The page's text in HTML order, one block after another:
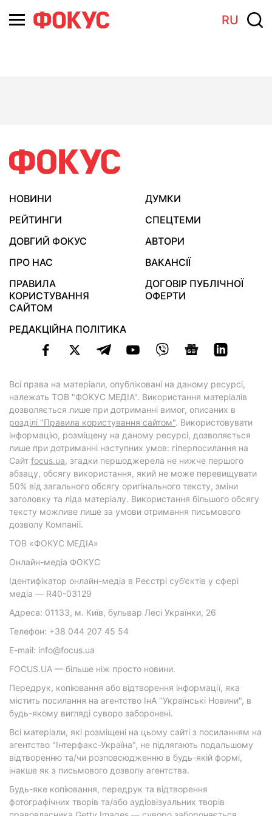
RU
НОВИНИ
ДУМКИ
РЕЙТИНГИ
СПЕЦТЕМИ
ДОВГИЙ ФОКУС
АВТОРИ
ПРО НАС
ВАКАНСІЇ
ПРАВИЛА
КОРИСТУВАННЯ
САЙТОМ
ДОГОВІР ПУБЛІЧНОЇ
ОФЕРТИ
РЕДАКЦІЙНА ПОЛІТИКА
Всі права на матеріали, опубліковані на даному ресурсі,
належать ТОВ "ФОКУС МЕДІА". Використання матеріалів
дозволяється лише при дотриманні вимог, описаних в
розділі "Правила користування сайтом". Використовувати
інформацію, розміщену на даному ресурсі, дозволяється
лише при дотриманні наступних умов: гіперпосилання на
Cайт focus.ua, згадки першоджерела не нижче першого
абзацу, обсягу використання, який не може перевищувати
50% від загального обсягу оригінального тексту, зміни
заголовку та ліда матеріалу. Використання більшого обсягу
тексту можливе лише за умови отримання письмового
дозволу Компанії.
ТОВ «ФОКУС МЕДІА»
Онлайн-медіа ФОКУС
Ідентифікатор онлайн-медіа в Реєстрі суб’єктів у сфері
медіа — R40-03129
Адреса: 01133, м. Київ, бульвар Лесі Українки, 26
Телефон: +38 044 207 45 54
E-mail: info@focus.ua
FOCUS.UA — більше ніж просто новини.
Передрук, копіювання або відтворення інформації, яка
містить посилання на агентство ІнА "Українські Новини", в
будь-якому вигляді суворо заборонені.
Всі матеріали, які розміщені на цьому сайті з посиланням на
агентство "Інтерфакс-Україна", не підлягають подальшому
відтворенню та/чи розповсюдженню в будь-якій формі,
інакше як з письмового дозволу агентства.
Будь-яке копіювання, передрук та відтворення
фотографічних творів та/або аудіовізуальних творів